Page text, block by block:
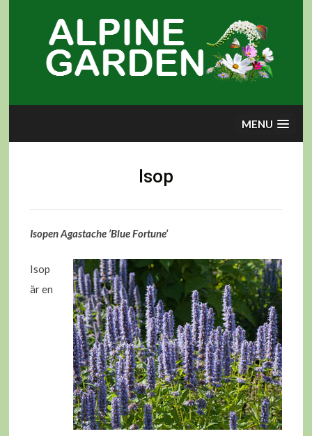
MENU
Isop
Isopen Agastache ’Blue Fortune’
Isop
är en